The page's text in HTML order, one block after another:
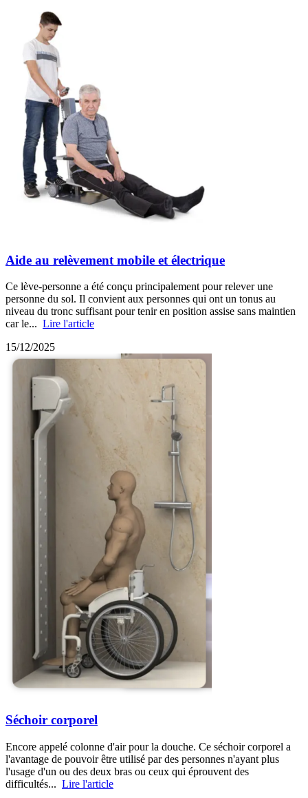
Aide au relèvement mobile et électrique
Ce lève-personne a été conçu principalement pour relever une
personne du sol. Il convient aux personnes qui ont un tonus au
niveau du tronc suffisant pour tenir en position assise sans maintien
car le... Lire l'article
15/12/2025
Séchoir corporel
Encore appelé colonne d'air pour la douche. Ce séchoir corporel a
l'avantage de pouvoir être utilisé par des personnes n'ayant plus
l'usage d'un ou des deux bras ou ceux qui éprouvent des
difficultés... Lire l'article